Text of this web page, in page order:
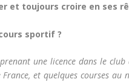
et toujours croire en ses
sportif ?
une licence dans le
et quelques courses